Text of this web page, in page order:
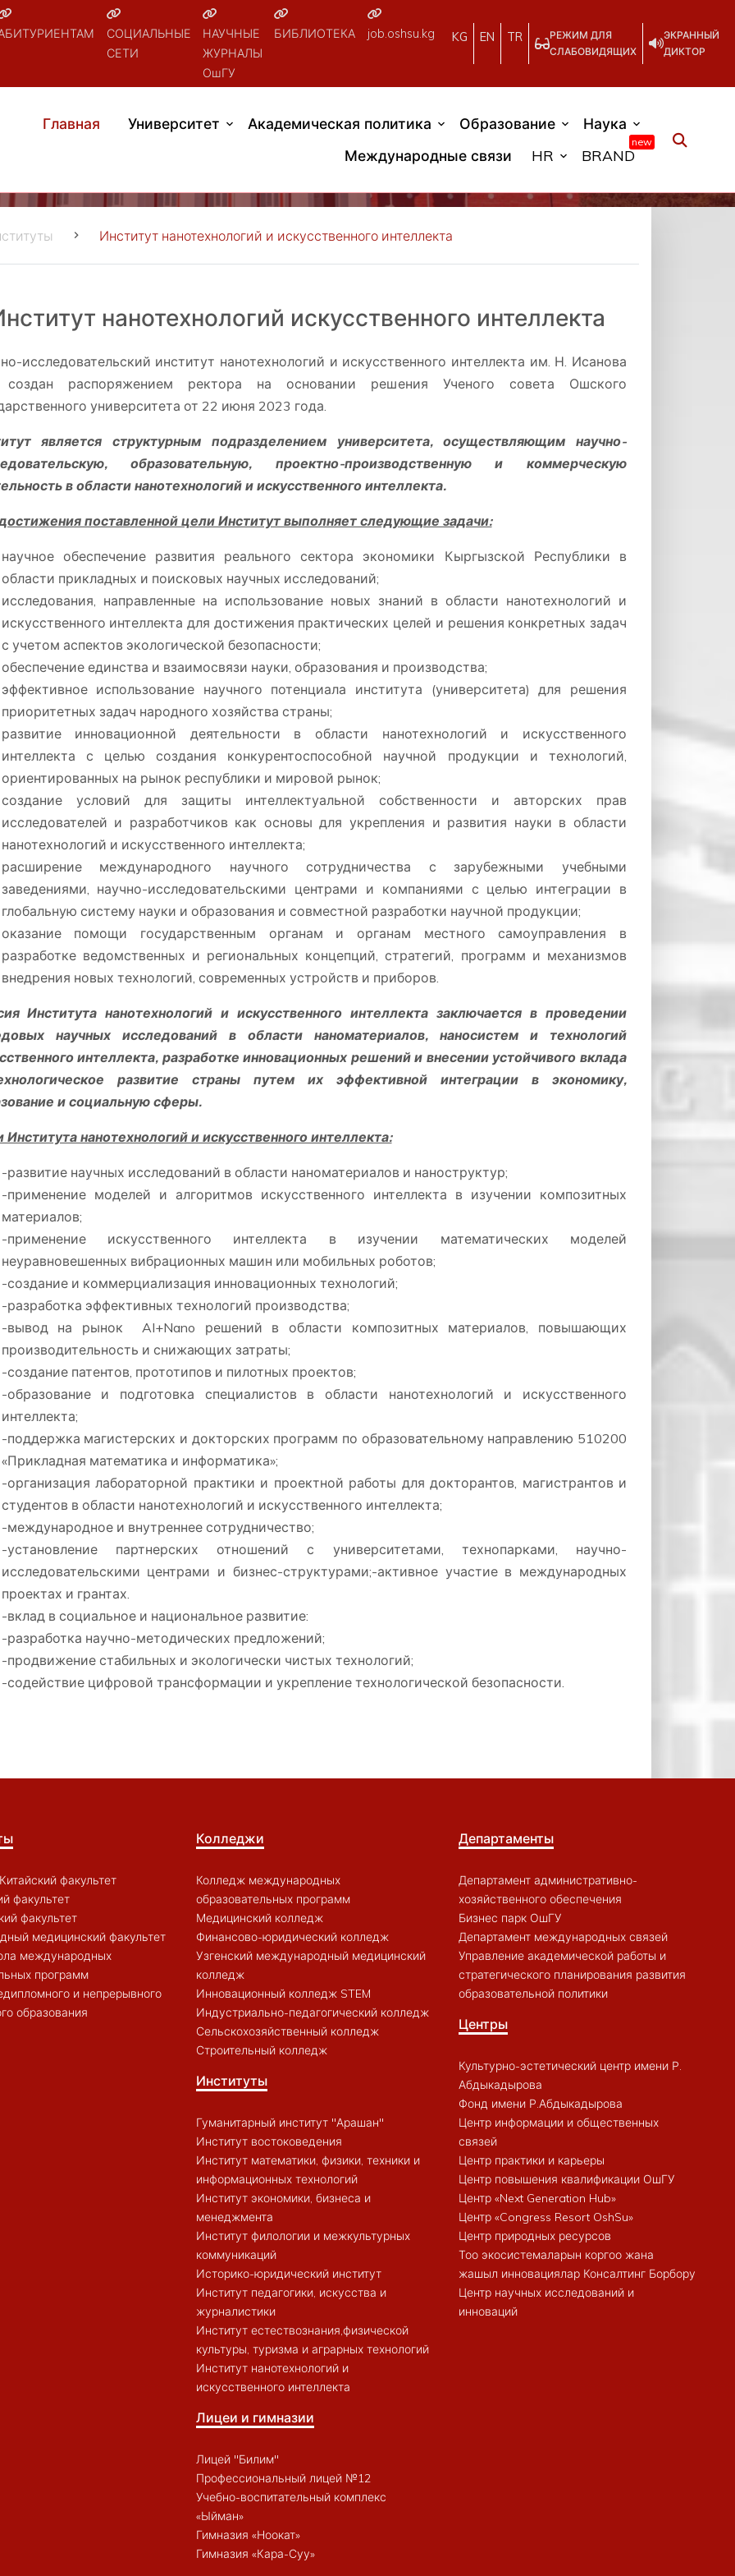
СОЦИАЛЬНЫЕ
СЕТИ
НАУЧНЫЕ
ЖУРНАЛЫ
ОшГУ
БИБЛИОТЕКА job.oshsu.kg KG EN TR
РЕЖИМ ДЛЯ
СЛАБОВИДЯЩИХ
ЭКРАННЫЙ
ДИКТОР
Главная Университет Академическая политика Образование
Наука
Международные связи
HR BRAND
new
Институт нанотехнологий и искусственного интеллекта
нанотехнологий искусственного интеллекта
исследовательский институт нанотехнологий и искусственного интеллекта им. Н. Исанова
распоряжением ректора на основании решения Ученого совета Ошского
университета от 22 июня 2023 года.
является структурным подразделением университета, осуществляющим научно-
образовательную, проектно-производственную и коммерческую
в области нанотехнологий и искусственного интеллекта.
поставленной цели Институт выполняет следующие задачи:
научное обеспечение развития реального сектора экономики Кыргызской Республики в
области прикладных и поисковых научных исследований;
исследования, направленные на использование новых знаний в области нанотехнологий и
искусственного интеллекта для достижения практических целей и решения конкретных задач
с учетом аспектов экологической безопасности;
обеспечение единства и взаимосвязи науки, образования и производства;
эффективное использование научного потенциала института (университета) для решения
приоритетных задач народного хозяйства страны;
развитие инновационной деятельности в области нанотехнологий и искусственного
интеллекта с целью создания конкурентоспособной научной продукции и технологий,
ориентированных на рынок республики и мировой рынок;
создание условий для защиты интеллектуальной собственности и авторских прав
исследователей и разработчиков как основы для укрепления и развития науки в области
нанотехнологий и искусственного интеллекта;
расширение международного научного сотрудничества с зарубежными учебными
заведениями, научно-исследовательскими центрами и компаниями с целью интеграции в
глобальную систему науки и образования и совместной разработки научной продукции;
оказание помощи государственным органам и органам местного самоуправления в
разработке ведомственных и региональных концепций, стратегий, программ и механизмов
внедрения новых технологий, современных устройств и приборов.
Института нанотехнологий и искусственного интеллекта заключается в проведении
научных исследований в области наноматериалов, наносистем и технологий
интеллекта, разработке инновационных решений и внесении устойчивого вклада
развитие страны путем их эффективной интеграции в экономику,
и социальную сферы.
нанотехнологий и искусственного интеллекта:
-развитие научных исследований в области наноматериалов и наноструктур;
-применение моделей и алгоритмов искусственного интеллекта в изучении композитных
материалов;
-применение искусственного интеллекта в изучении математических моделей
неуравновешенных вибрационных машин или мобильных роботов;
-создание и коммерциализация инновационных технологий;
-разработка эффективных технологий производства;
-вывод на рынок AI+Nano решений в области композитных материалов, повышающих
производительность и снижающих затраты;
-создание патентов, прототипов и пилотных проектов;
-образование и подготовка специалистов в области нанотехнологий и искусственного
интеллекта;
-поддержка магистерских и докторских программ по образовательному направлению 510200
«Прикладная математика и информатика»;
-организация лабораторной практики и проектной работы для докторантов, магистрантов и
студентов в области нанотехнологий и искусственного интеллекта;
-международное и внутреннее сотрудничество;
-установление партнерских отношений с университетами, технопарками, научно-
исследовательскими центрами и бизнес-структурами;-активное участие в международных
проектах и ​​грантах.
-вклад в социальное и национальное развитие:
-разработка научно-методических предложений;
-продвижение стабильных и экологически чистых технологий;
-содействие цифровой трансформации и укрепление технологической безопасности.
факультет
факультет
факультет
медицинский факультет
международных
программ
и непрерывного
образования
Колледжи
Колледж международных
образовательных программ
Медицинский колледж
Финансово-юридический колледж
Узгенский международный медицинский
колледж
Инновационный колледж STEM
Индустриально-педагогический колледж
Сельскохозяйственный колледж
Строительный колледж
Институты
Гуманитарный институт "Арашан"
Институт востоковедения
Институт математики, физики, техники и
информационных технологий
Институт экономики, бизнеса и
менеджмента
Институт филологии и межкультурных
коммуникаций
Историко-юридический институт
Институт педагогики, искусства и
журналистики
Институт естествознания,физической
культуры, туризма и аграрных технологий
Институт нанотехнологий и
искусственного интеллекта
Лицеи и гимназии
Лицей "Билим"
Профессиональный лицей №12
Учебно-воспитательный комплекс
«Ыйман»
Гимназия «Ноокат»
Гимназия «Кара-Суу»
Департаменты
Департамент административно-
хозяйственного обеспечения
Бизнес парк ОшГУ
Департамент международных связей
Управление академической работы и
стратегического планирования развития
образовательной политики
Центры
Культурно-эстетический центр имени Р.
Абдыкадырова
Фонд имени Р.Абдыкадырова
Центр информации и общественных
связей
Центр практики и карьеры
Центр повышения квалификации ОшГУ
Центр «Next Generation Hub»
Центр «Congress Resort OshSu»
Центр природных ресурсов
Тоо экосистемаларын коргоо жана
жашыл инновациялар Консалтинг Борбору
Центр научных исследований и
инноваций